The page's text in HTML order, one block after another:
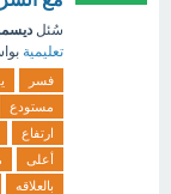
سُئل ديسمبر 25،
تعليمية
فسر
مستودع
ارتفاع
أعلى
بالعلاقه